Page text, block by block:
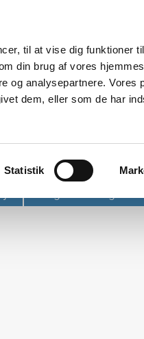
til at vise dig funktioner
din brug af vores
og analysepartnere. Vores
dem, eller som de har
Statistik